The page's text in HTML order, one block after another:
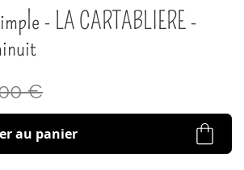
- LA CARTABLIERE -
€
au panier